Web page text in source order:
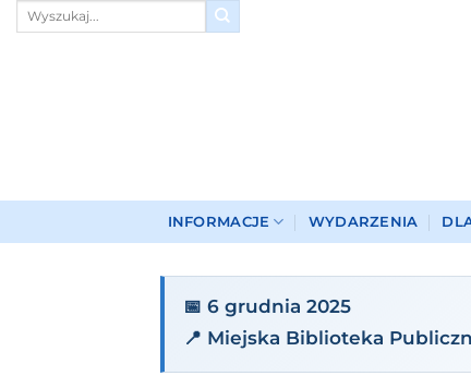
Przewiń
INFORMACJE WYDARZENIA
📅 6 grudnia 2025
📍 Miejska Biblioteka